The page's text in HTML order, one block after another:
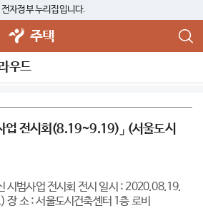
자정부 누리집입니다.
주택
우드
업 전시회(8.19~9.19)」 (서울도시
시범사업 전시회 전시 일시 : 2020.08.19.
소 : 서울도시건축센터 1층 로비